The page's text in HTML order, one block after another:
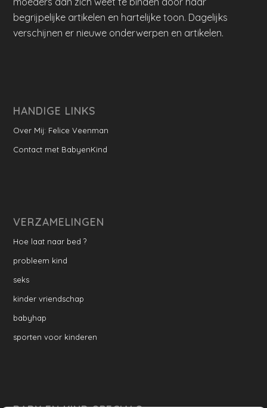
begrijpelijke artikelen en hartelijke toon. Dagelijks
verschijnen er nieuwe onderwerpen en artikelen.
HANDIGE LINKS
Over Mij: Felice Veenman
Contact met BabyenKind
VERZAMELINGEN
Hoe laat naar bed ?
probleem kind
seks
kinder vriendschap
babyhap
sporten voor kinderen